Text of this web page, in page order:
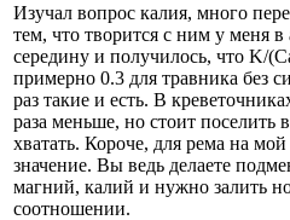
Изучал вопрос калия, много
тем, что творится с ним у меня
середину и получилось, что K/
примерно 0.3 для травника без
раз такие и есть. В
раза меньше, но стоит поселить
хватать. Короче, для рема на
значение. Вы ведь делаете
магний, калий и нужно залить
соотношении.